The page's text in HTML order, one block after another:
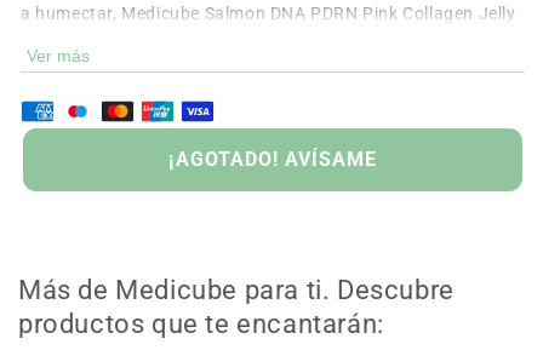
a humectar, Medicube Salmon DNA PDRN Pink Collagen Jelly
para mejorar la elasticidad y la textura de la piel gracias a
salmon PDRN y una mezcla de péptidos; sirve para hidratar
intensamente, proporcionar efecto refrescante y alisar
pequeñas líneas mientras la textura gelatinosa se adapta al
rostro. Ideal para pieles que buscan firmeza y confort
Zona: rostro
Tipo de piel:
todo tipo / apta para piel sensible
Ingredientes destacados: salmon PDRN (sodium DNA),
Ver más
¡AGOTADO! AVÍSAME
Más de Medicube para ti. Descubre
productos que te encantarán: